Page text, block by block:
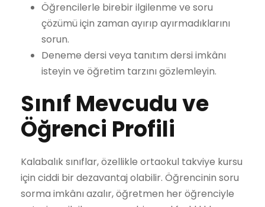
Öğrencilerle birebir ilgilenme ve soru
çözümü için zaman ayırıp ayırmadıklarını
sorun.
Deneme dersi veya tanıtım dersi imkânı
isteyin ve öğretim tarzını gözlemleyin.
Sınıf Mevcudu ve
Öğrenci Profili
Kalabalık sınıflar, özellikle ortaokul takviye kursu
için ciddi bir dezavantaj olabilir. Öğrencinin soru
sorma imkânı azalır, öğretmen her öğrenciyle